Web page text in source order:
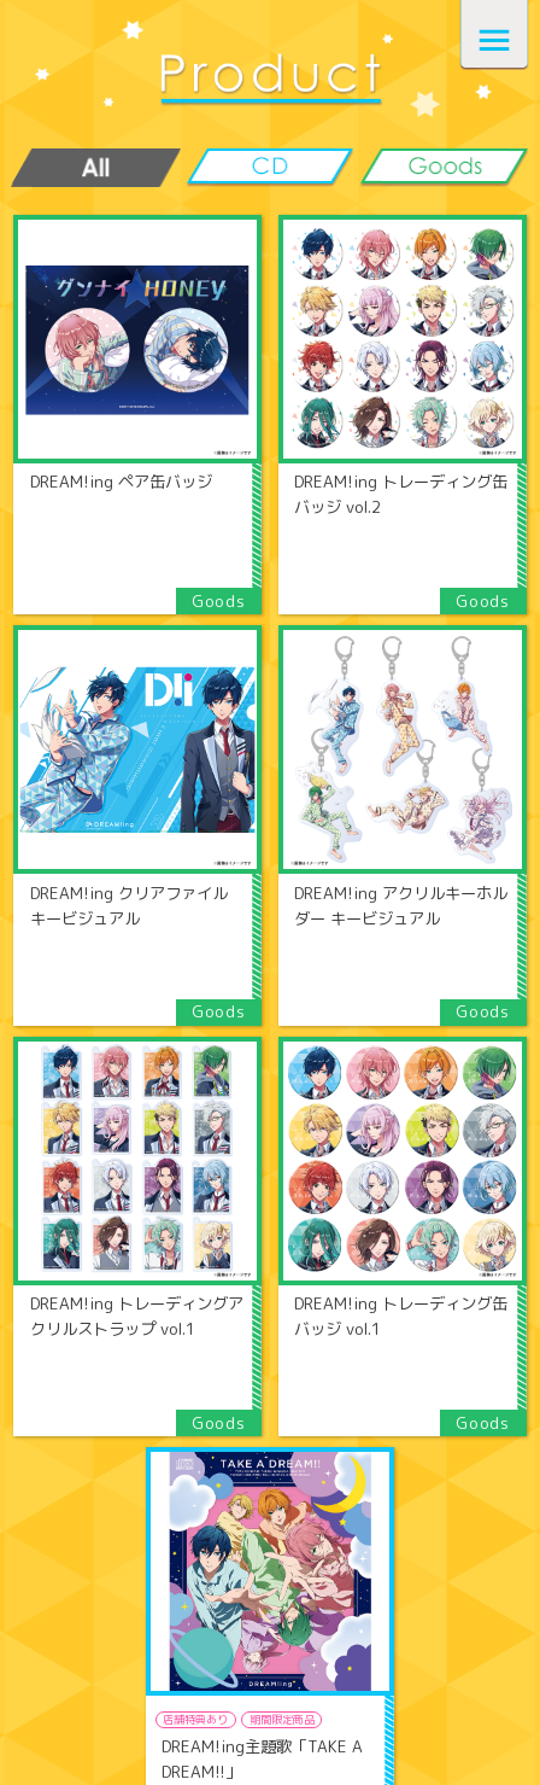
DREAM!ing ペア缶バッジ
DREAM!ing トレーディング缶
バッジ vol.2
DREAM!ing クリアファイル
キービジュアル
DREAM!ing アクリルキーホル
ダー キービジュアル
DREAM!ing トレーディングア
クリルストラップ vol.1
DREAM!ing トレーディング缶
バッジ vol.1
店舗特典あり 期間限定商品
DREAM!ing主題歌「TAKE A
DREAM!!」